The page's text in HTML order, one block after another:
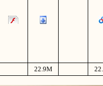
22.9M